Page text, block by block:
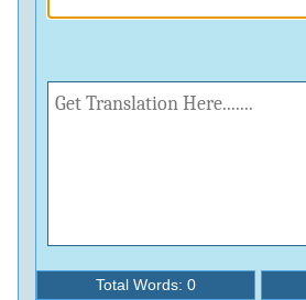
Total Words:0